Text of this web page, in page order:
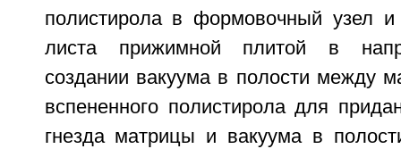
полистирола в формовочный узел и
листа прижимной плитой в
создании вакуума в полости между
вспененного полистирола для
гнезда матрицы и вакуума в